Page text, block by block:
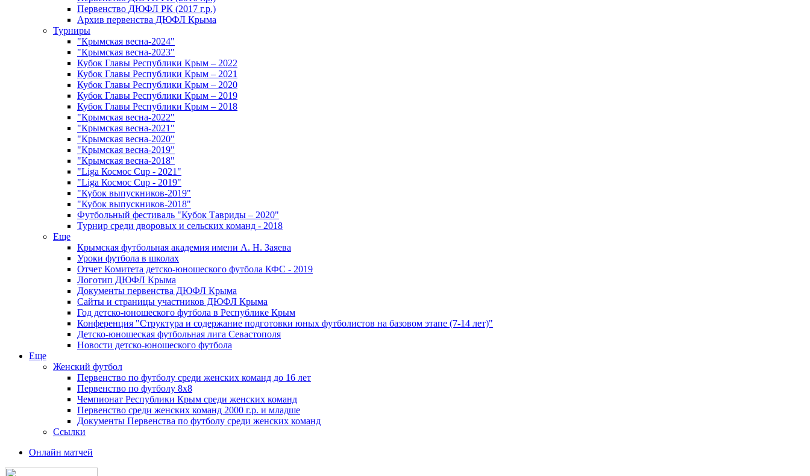
Первенство ДЮФЛ РК (2017 г.р.)
Архив первенства ДЮФЛ Крыма
Турниры
"Крымская весна-2024"
"Крымская весна-2023"
Кубок Главы Республики Крым – 2022
Кубок Главы Республики Крым – 2021
Кубок Главы Республики Крым – 2020
Кубок Главы Республики Крым – 2019
Кубок Главы Республики Крым – 2018
"Крымская весна-2022"
"Крымская весна-2021"
"Крымская весна-2020"
"Крымская весна-2019"
"Крымская весна-2018"
"Liga Космос Cup - 2021"
"Liga Космос Cup - 2019"
"Кубок выпускников-2019"
"Кубок выпускников-2018"
Футбольный фестиваль "Кубок Тавриды – 2020"
Турнир среди дворовых и сельских команд - 2018
Еще
Крымская футбольная академия имени А. Н. Заяева
Уроки футбола в школах
Отчет Комитета детско-юношеского футбола КФС - 2019
Логотип ДЮФЛ Крыма
Документы первенства ДЮФЛ Крыма
Сайты и страницы участников ДЮФЛ Крыма
Год детско-юношеского футбола в Республике Крым
Конференция "Структура и содержание подготовки юных футболистов на базовом этапе (7-14 лет)"
Детско-юношеская футбольная лига Севастополя
Новости детско-юношеского футбола
Еще
Женский футбол
Первенство по футболу среди женских команд до 16 лет
Первенство по футболу 8х8
Чемпионат Республики Крым среди женских команд
Первенство среди женских команд 2000 г.р. и младше
Документы Первенства по футболу среди женских команд
Ссылки
Онлайн матчей